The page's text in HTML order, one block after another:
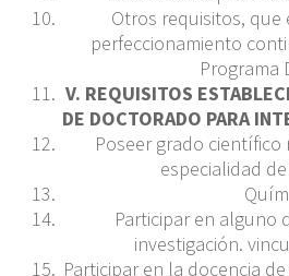
Otros requisitos, que
perfeccionamiento
Programa
V. REQUISITOS
DE DOCTORADO PARA
Poseer grado
especialidad
Quím
Participar en alguno
investigación.
Participar en la docencia